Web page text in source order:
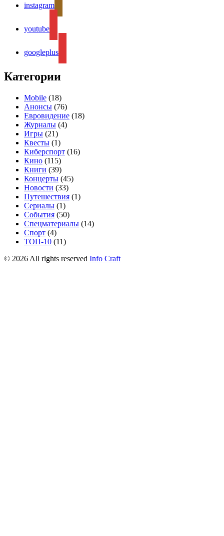
instagram
youtube
googleplus
Категории
Mobile (18)
Анонсы (76)
Евровидение (18)
Журналы (4)
Игры (21)
Квесты (1)
Киберспорт (16)
Кино (115)
Книги (39)
Концерты (45)
Новости (33)
Путешествия (1)
Сериалы (1)
События (50)
Спецматериалы (14)
Спорт (4)
ТОП-10 (11)
© 2026 All rights reserved Info Craft